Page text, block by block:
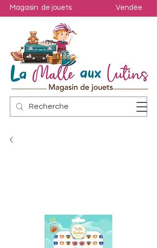
Magasin de jouets Vendée